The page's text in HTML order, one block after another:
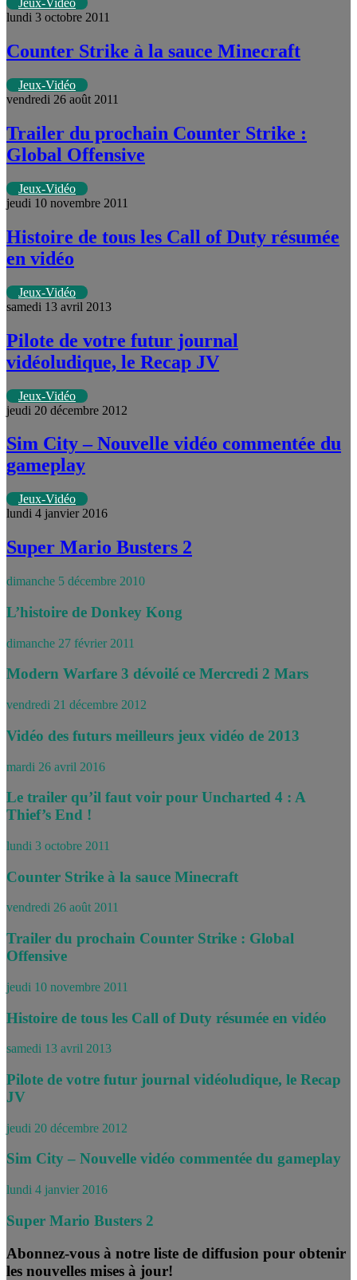
Jeux-Vidéo
lundi 3 octobre 2011
Counter Strike à la sauce Minecraft
Jeux-Vidéo
vendredi 26 août 2011
Trailer du prochain Counter Strike :
Global Offensive
Jeux-Vidéo
jeudi 10 novembre 2011
Histoire de tous les Call of Duty résumée
en vidéo
Jeux-Vidéo
samedi 13 avril 2013
Pilote de votre futur journal
vidéoludique, le Recap JV
Jeux-Vidéo
jeudi 20 décembre 2012
Sim City – Nouvelle vidéo commentée du
gameplay
Jeux-Vidéo
lundi 4 janvier 2016
Super Mario Busters 2
dimanche 5 décembre 2010
L’histoire de Donkey Kong
dimanche 27 février 2011
Modern Warfare 3 dévoilé ce Mercredi 2 Mars
vendredi 21 décembre 2012
Vidéo des futurs meilleurs jeux vidéo de 2013
mardi 26 avril 2016
Le trailer qu’il faut voir pour Uncharted 4 : A
Thief’s End !
lundi 3 octobre 2011
Counter Strike à la sauce Minecraft
vendredi 26 août 2011
Trailer du prochain Counter Strike : Global
Offensive
jeudi 10 novembre 2011
Histoire de tous les Call of Duty résumée en vidéo
samedi 13 avril 2013
Pilote de votre futur journal vidéoludique, le Recap
JV
jeudi 20 décembre 2012
Sim City – Nouvelle vidéo commentée du gameplay
lundi 4 janvier 2016
Super Mario Busters 2
Abonnez-vous à notre liste de diffusion pour obtenir
les nouvelles mises à jour!